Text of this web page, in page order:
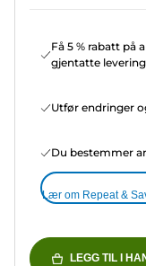
Få 5 % rabatt på
gjentatte
Utfør endringer
Du bestemmer
Lær om Repeat &
LEGG TIL I